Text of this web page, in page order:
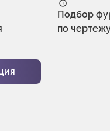
Подбор
по